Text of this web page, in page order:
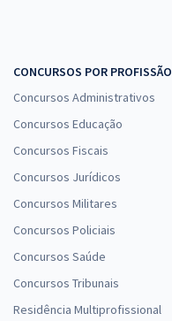
CONCURSOS POR PROFISSÃO
Concursos Administrativos
Concursos Educação
Concursos Fiscais
Concursos Jurídicos
Concursos Militares
Concursos Policiais
Concursos Saúde
Concursos Tribunais
Residência Multiprofissional